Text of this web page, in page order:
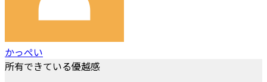
かっぺい
所有できている優越感